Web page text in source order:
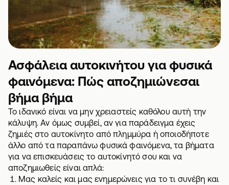
Ασφάλεια αυτοκινήτου για φυσικά
φαινόμενα: Πώς αποζημιώνεσαι
βήμα βήμα
Το ιδανικό είναι να μην χρειαστείς καθόλου αυτή την
κάλυψη. Αν όμως συμβεί, αν για παράδειγμα έχεις
ζημιές στο αυτοκίνητο από πλημμύρα ή οποιοδήποτε
άλλο από τα παραπάνω φυσικά φαινόμενα, τα βήματα
για να επισκευάσεις το αυτοκίνητό σου και να
αποζημιωθείς είναι απλά:
Μας καλείς και μας ενημερώνεις για το τι συνέβη και